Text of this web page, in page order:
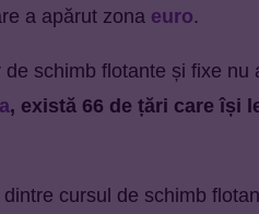
a apărut zona euro.
schimb flotante și fixe nu
, există 66 de țări care își
cursul de schimb